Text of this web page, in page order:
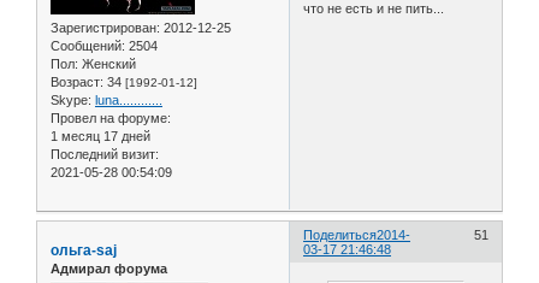
Зарегистрирован: 2012-12-25
Сообщений: 2504
Пол: Женский
Возраст: 34 [1992-01-12]
Skype: luna............
Провел на форуме:
1 месяц 17 дней
Последний визит:
2021-05-28 00:54:09
что не есть и не пить...
Поделиться 51
2014-
03-17 21:46:48
ольга-saj
Адмирал форума